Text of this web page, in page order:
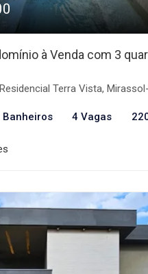
à Venda com 3
Terra Vista,
Banheiros 4 Vagas